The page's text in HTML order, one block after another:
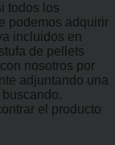
todos los
podemos adquirir
incluidos en
de pellets
nosotros por
adjuntando una
el producto